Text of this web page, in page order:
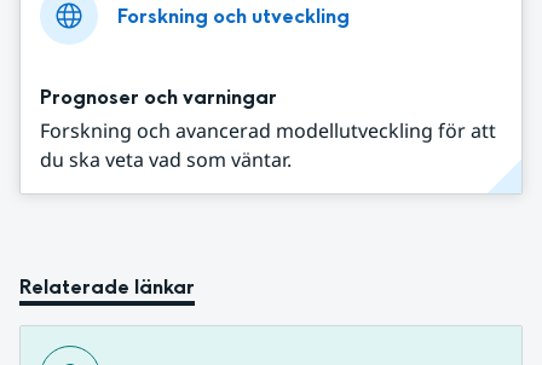
Forskning och utveckling
Prognoser och varningar
Forskning och avancerad modellutveckling för att
du ska veta vad som väntar.
Relaterade länkar